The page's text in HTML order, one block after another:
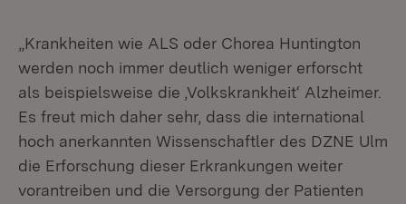
„Krankheiten wie ALS oder Chorea Huntington
werden noch immer deutlich weniger erforscht
als beispielsweise die ‚Volkskrankheit‘ Alzheimer.
Es freut mich daher sehr, dass die international
hoch anerkannten Wissenschaftler des DZNE Ulm
die Erforschung dieser Erkrankungen weiter
vorantreiben und die Versorgung der Patienten